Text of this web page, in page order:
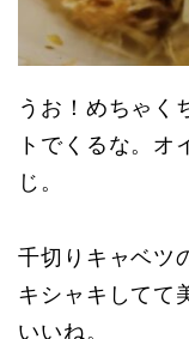
うお！めちゃく
トでくるな。オ
じ。
千切りキャベツ
キシャキしてて
いいね。